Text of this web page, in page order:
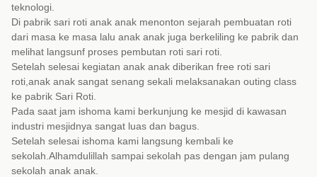
teknologi.
Di pabrik sari roti anak anak menonton sejarah pembuatan roti
dari masa ke masa lalu anak anak juga berkeliling ke pabrik dan
melihat langsunf proses pembutan roti sari roti.
Setelah selesai kegiatan anak anak diberikan free roti sari
roti,anak anak sangat senang sekali melaksanakan outing class
ke pabrik Sari Roti.
Pada saat jam ishoma kami berkunjung ke mesjid di kawasan
industri mesjidnya sangat luas dan bagus.
Setelah selesai ishoma kami langsung kembali ke
sekolah.Alhamdulillah sampai sekolah pas dengan jam pulang
sekolah anak anak.